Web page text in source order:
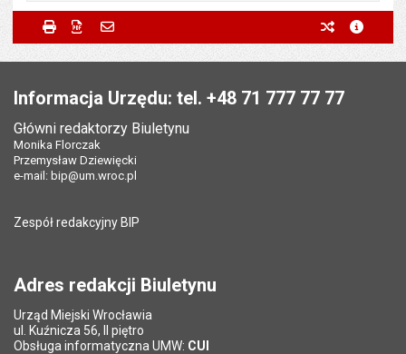
Wytworzył:
Data wytworzenia:
20.06.2022
Data opublikowania:
28.06.2022 08:20
Liczba pobrań:
Metryczka
Wytworzył:
Dominik Kłosowski
Ostatnio zaktualizował:
Data ostatniej aktualizacji:
Powiadom znajomego
Powiadom znajomego
Twoje imię i nazwisko
Twój adres e-mail Pole wymagane
Tytuł e-mailaPole wymagane
*
Adres e-mail znajomego
Pytanie antyspamowe
*
Pole wymagane
Drukuj Zapisz do PDF poprzednie
Informacja Urzędu: tel. +48 71 777 77 77
Główni redaktorzy Biuletynu
Monika Florczak
Przemysław Dziewięcki
e-mail: bip@um.wroc.pl
Zespół redakcyjny BIP
Adres redakcji Biuletynu
Urząd Miejski Wrocławia
ul. Kuźnicza 56, II piętro
Obsługa informatyczna UMW: CUI